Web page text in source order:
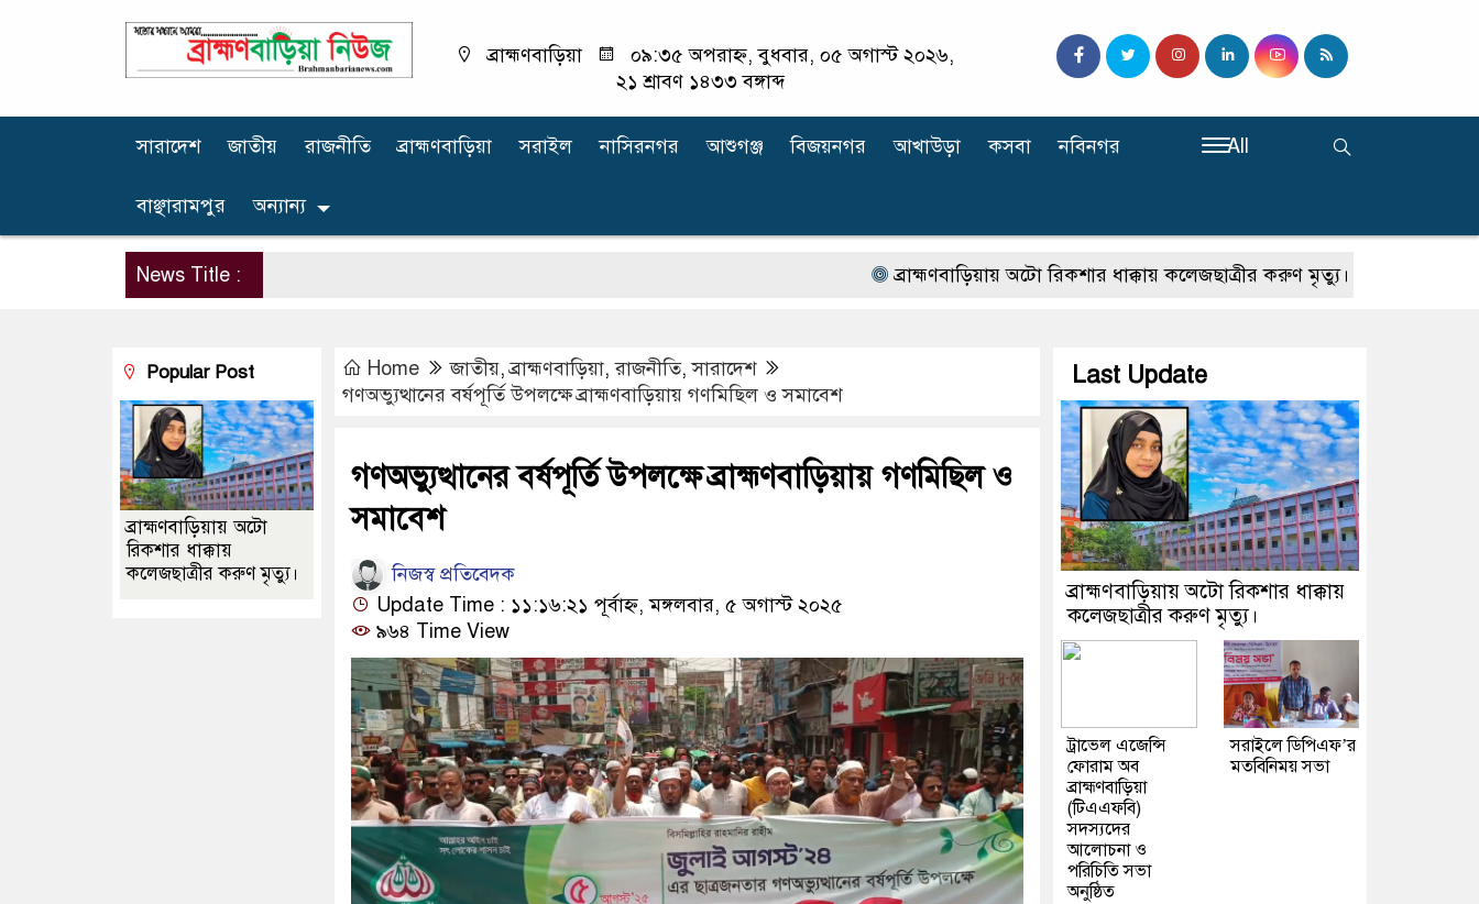
ব্রাহ্মণবাড়িয়া
০৯:৩৫ অপরাহ্ন, বুধবার, ০৫ অগাস্ট ২০২৬,
২১ শ্রাবণ ১৪৩৩ বঙ্গাব্দ
সারাদেশ জাতীয় রাজনীতি ব্রাহ্মণবাড়িয়া সরাইল নাসিরনগর আশুগঞ্জ বিজয়নগর আখাউড়া কসবা নবিনগর
বাঞ্ছারামপুর অন্যান্য
All
News Title : ব্রাহ্মণবাড়িয়ায় অটো রিকশার ধাক্কায় কলেজছাত্রীর করুণ মৃত্যু। ট্রাভেল এজেন্সি
Home জাতীয়,ব্রাহ্মণবাড়িয়া,রাজনীতি,সারাদেশ
গণঅভ্যুত্থানের বর্ষপূর্তি উপলক্ষে ব্রাহ্মণবাড়িয়ায় গণমিছিল ও সমাবেশ
গণঅভ্যুত্থানের বর্ষপূর্তি উপলক্ষে ব্রাহ্মণবাড়িয়ায় গণমিছিল ও
সমাবেশ
নিজস্ব প্রতিবেদক
Update Time : ১১:১৬:২১ পূর্বাহ্ন, মঙ্গলবার, ৫ অগাস্ট ২০২৫
৯৬৪ Time View
Popular Post
ব্রাহ্মণবাড়িয়ায় অটো
রিকশার ধাক্কায়
কলেজছাত্রীর করুণ মৃত্যু।
Last Update
ব্রাহ্মণবাড়িয়ায় অটো রিকশার ধাক্কায়
কলেজছাত্রীর করুণ মৃত্যু।
ট্রাভেল এজেন্সি
ফোরাম অব
ব্রাহ্মণবাড়িয়া
(টিএএফবি)
সদস্যদের
আলোচনা ও
পরিচিতি সভা
অনুষ্ঠিত
সরাইলে ডিপিএফ’র
মতবিনিময় সভা